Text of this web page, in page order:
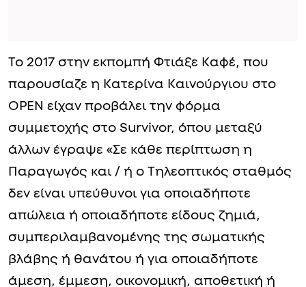
Το 2017 στην εκπομπή Φτιάξε Καφέ, που
παρουσίαζε η Κατερίνα Καινούργιου στο
OPEN είχαν προβάλει την φόρμα
συμμετοχής στο Survivor, όπου μεταξύ
άλλων έγραψε «Σε κάθε περίπτωση η
Παραγωγός και / ή ο Τηλεοπτικός σταθμός
δεν είναι υπεύθυνοι για οποιαδήποτε
απώλεια ή οποιαδήποτε είδους ζημιά,
συμπεριλαμβανομένης της σωματικής
βλάβης ή θανάτου ή για οποιαδήποτε
άμεση, έμμεση, οικονομική, αποθετική ή